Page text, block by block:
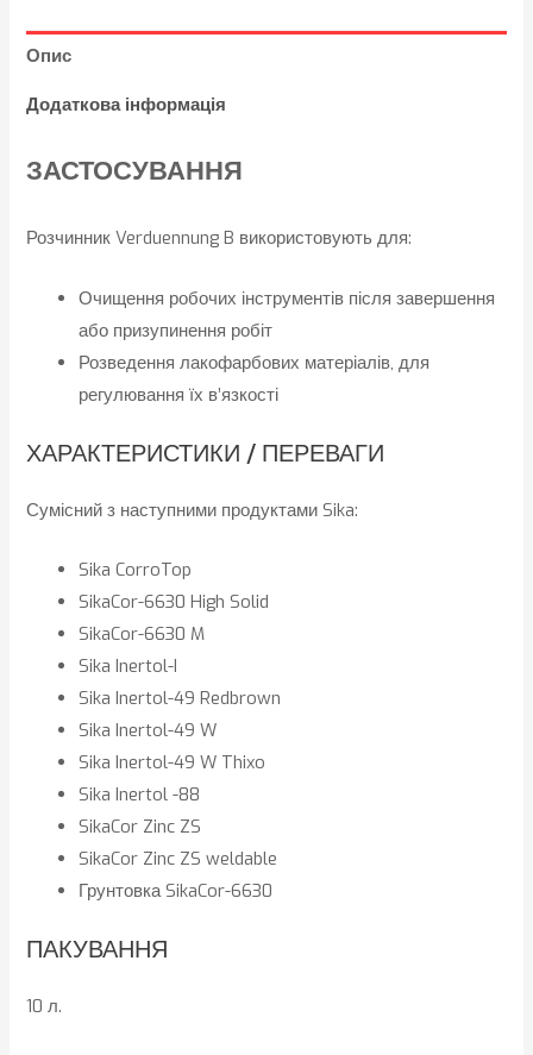
Опис
Додаткова інформація
ЗАСТОСУВАННЯ
Розчинник Verduennung B використовують для:
Очищення робочих інструментів після завершення
або призупинення робіт
Розведення лакофарбових матеріалів, для
регулювання їх в’язкості
ХАРАКТЕРИСТИКИ / ПЕРЕВАГИ
Сумісний з наступними продуктами Sika:
Sika CorroTop
SikaCor-6630 High Solid
SikaCor-6630 M
Sika Inertol-I
Sika Inertol-49 Redbrown
Sika Inertol-49 W
Sika Inertol-49 W Thixo
Sika Inertol -88
SikaCor Zinc ZS
SikaCor Zinc ZS weldable
Грунтовка SikaCor-6630
ПАКУВАННЯ
10 л.